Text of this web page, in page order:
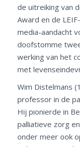
de uitreiking van
Award en de
media-aandacht
doofstomme
werking van het
met
Wim Distelmans
professor in de
Hij pionierde in
palliatieve zorg
onder meer ook